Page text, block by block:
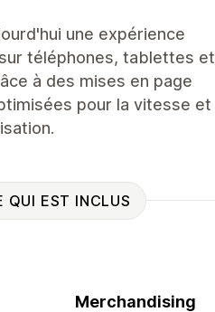
une expérience
téléphones, tablettes et
à des mises en page
pour la vitesse et
QUI EST INCLUS
Merchandising